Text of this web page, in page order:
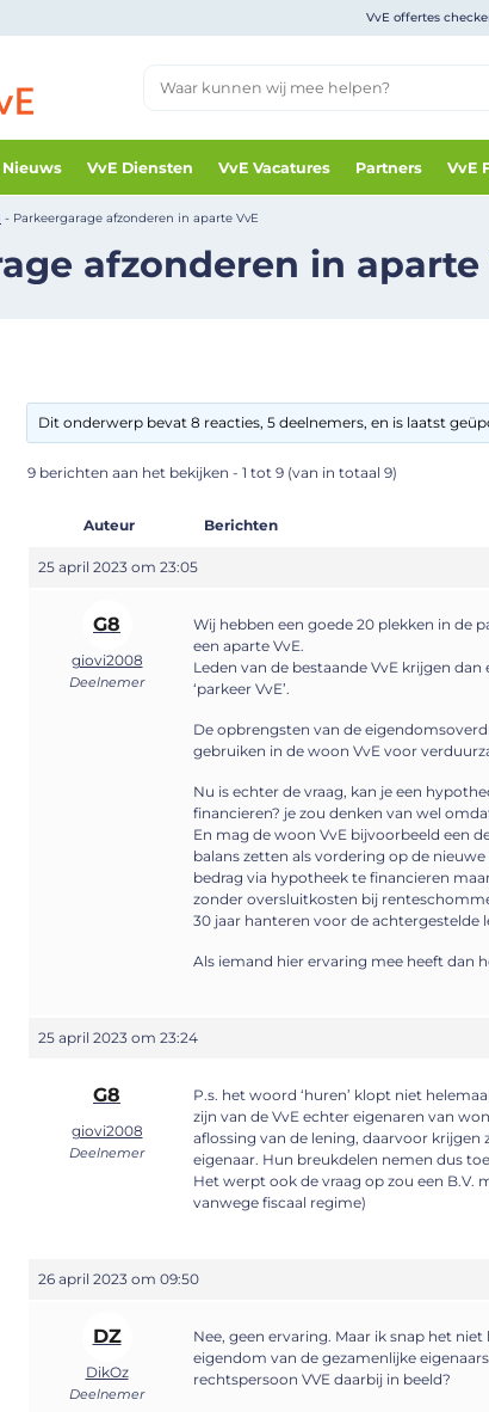
VvE offertes
Nieuws VvE Diensten VvE Vacatures Partners VvE
- Parkeergarage afzonderen in aparte VvE
afzonderen in aparte
Dit onderwerp bevat 8 reacties, 5 deelnemers, en is laatst
9 berichten aan het bekijken - 1 tot 9 (van in totaal 9)
Auteur Berichten
25 april 2023 om 23:05
G8
giovi2008
Deelnemer
Wij hebben een goede 20 plekken in de
een aparte VvE.
Leden van de bestaande VvE krijgen
‘parkeer VvE’.
De opbrengsten van de
gebruiken in de woon VvE voor
Nu is echter de vraag, kan je een
financieren? je zou denken van wel
En mag de woon VvE bijvoorbeeld een
balans zetten als vordering op de
bedrag via hypotheek te financieren
zonder oversluitkosten bij
30 jaar hanteren voor de achtergestelde
Als iemand hier ervaring mee heeft dan
25 april 2023 om 23:24
G8
giovi2008
Deelnemer
P.s. het woord ‘huren’ klopt niet
zijn van de VvE echter eigenaren van
aflossing van de lening, daarvoor krijgen
eigenaar. Hun breukdelen nemen dus
Het werpt ook de vraag op zou een B.V.
vanwege fiscaal regime)
26 april 2023 om 09:50
DZ
DikOz
Deelnemer
Nee, geen ervaring. Maar ik snap het
eigendom van de gezamenlijke
rechtspersoon VVE daarbij in beeld?